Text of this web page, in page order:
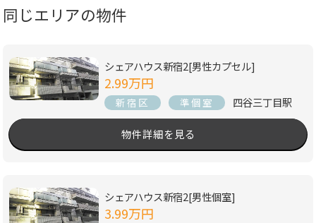
同じエリアの物件
シェアハウス新宿2[男性カプセル]
2.99万円
新宿区 準個室 四谷三丁目駅
物件詳細を見る
シェアハウス新宿2[男性個室]
3.99万円